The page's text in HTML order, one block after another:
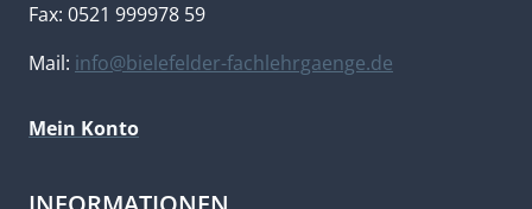
Fax: 0521 999978 59
Mail: info@bielefelder-fachlehrgaenge.de
Mein Konto